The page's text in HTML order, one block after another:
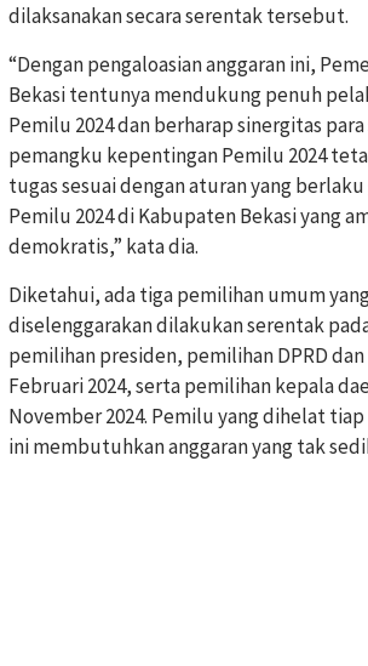
dilaksanakan secara serentak tersebut.
“Dengan pengaloasian anggaran ini,
Bekasi tentunya mendukung penuh
Pemilu 2024 dan berharap sinergitas
pemangku kepentingan Pemilu 2024
tugas sesuai dengan aturan yang
Pemilu 2024 di Kabupaten Bekasi yang
demokratis,” kata dia.
Diketahui, ada tiga pemilihan umum
diselenggarakan dilakukan serentak
pemilihan presiden, pemilihan DPRD dan
Februari 2024, serta pemilihan kepala
November 2024. Pemilu yang dihelat
ini membutuhkan anggaran yang tak